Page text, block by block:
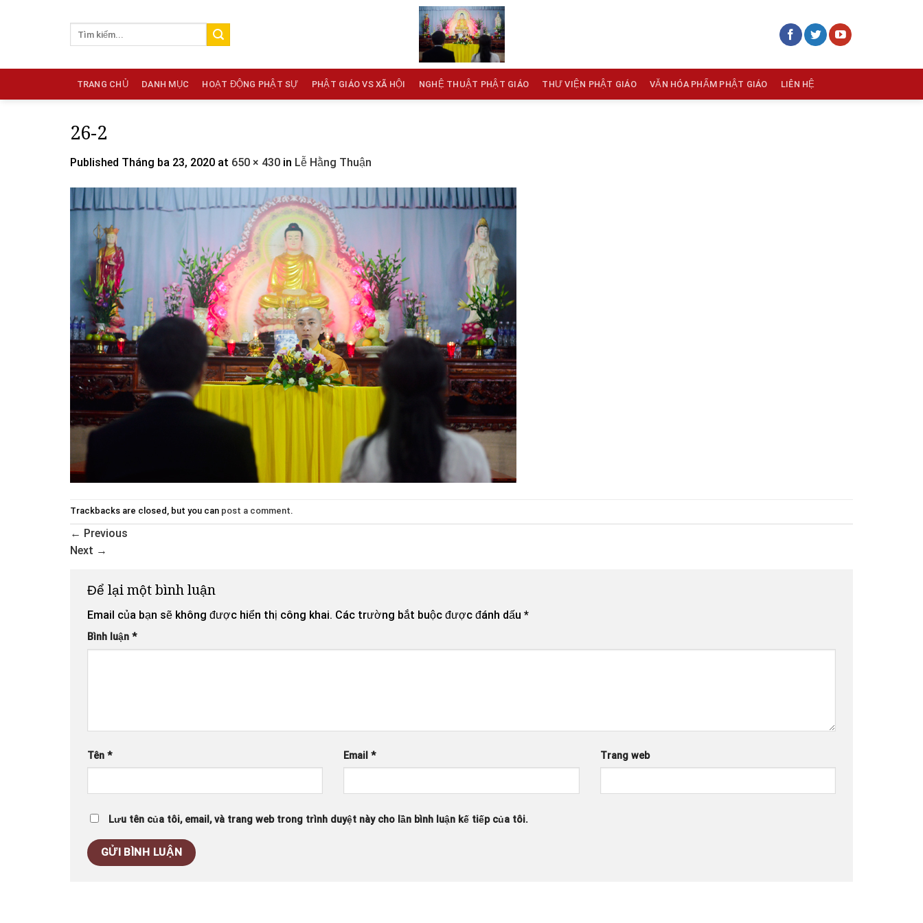
TRANG CHỦ DANH MỤC HOẠT ĐỘNG PHẬT SỰ PHẬT GIÁO VS XÃ HỘI NGHỆ THUẬT PHẬT GIÁO THƯ VIỆN PHẬT GIÁO VĂN HÓA PHẨM PHẬT GIÁO LIÊN HỆ
26-2
Published Tháng ba 23, 2020 at 650 × 430 in Lễ Hằng Thuận
Trackbacks are closed, but you can post a comment.
← Previous
Next →
Để lại một bình luận
Email của bạn sẽ không được hiển thị công khai. Các trường bắt buộc được đánh dấu *
Bình luận *
Tên * Email* Trang web
Lưu tên của tôi, email, và trang web trong trình duyệt này cho lần bình luận kế tiếp của tôi.